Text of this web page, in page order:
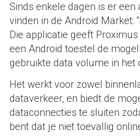
Sinds enkele dagen is er een
vinden in de Android Market:
Die applicatie geeft
een Android toestel de
gebruikte data volume in het
Het werkt voor zowel
dataverkeer, en biedt de
dataconnecties te sluiten
bent dat je niet toevallig